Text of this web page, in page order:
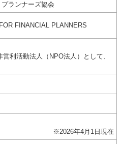
いて
ランナーズ協会
FINANCIAL PLANNERS
利活動法人（NPO法人）として、
※2026年4月1日現在